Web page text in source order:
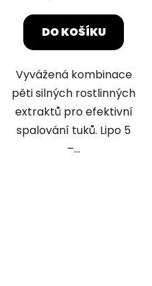
z
DO KOŠÍKU
Vyvážená kombinace
pěti silných rostlinných
extraktů pro efektivní
spalování tuků. Lipo 5
–...